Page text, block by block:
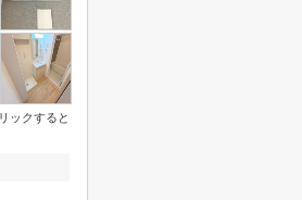
ックすると